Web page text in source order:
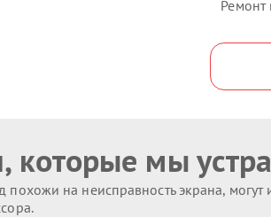
Ремонт
которые мы
на неисправность экрана,